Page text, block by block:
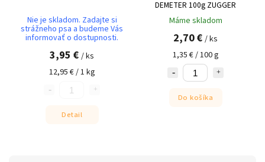
Nie je skladom. Zadajte si
strážneho psa a budeme Vás
informovať o dostupnosti.
3,95 € / ks
12,95 € / 1 kg
Detail
DEMETER 100g ZUGGER
Máme skladom
2,70 € / ks
1,35 € / 100 g
Do košíka